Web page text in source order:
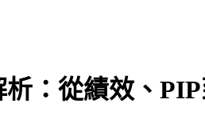
：從績效、